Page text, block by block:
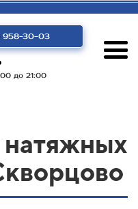
958-30-03
до 21:00